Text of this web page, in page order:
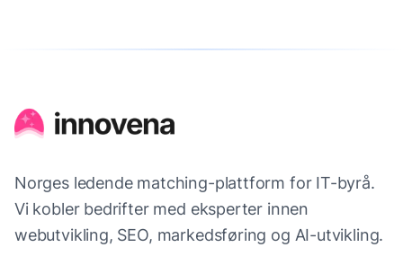
Norges ledende matching-plattform for IT-byrå.
Vi kobler bedrifter med eksperter innen
webutvikling, SEO, markedsføring og AI-utvikling.